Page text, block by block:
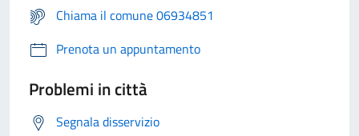
Chiama il comune 06934851
Prenota un appuntamento
Problemi in città
Segnala disservizio